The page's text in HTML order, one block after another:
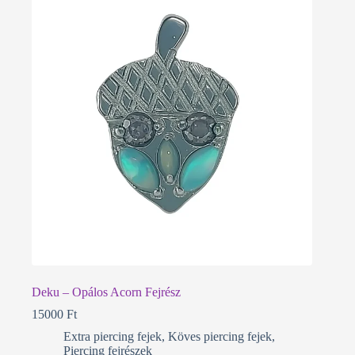
Deku – Opálos Acorn Fejrész
15000 Ft
Extra piercing fejek, Köves piercing fejek,
Piercing fejrészek